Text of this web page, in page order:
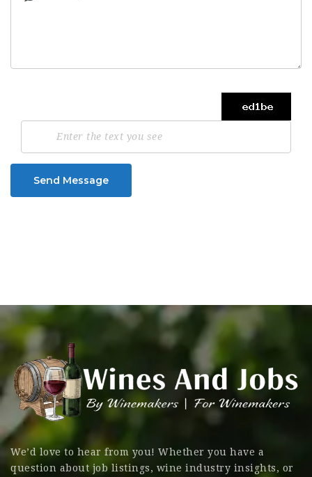
Send Message
We’d love to hear from you! Whether you have a
question about job listings, wine industry insights, or